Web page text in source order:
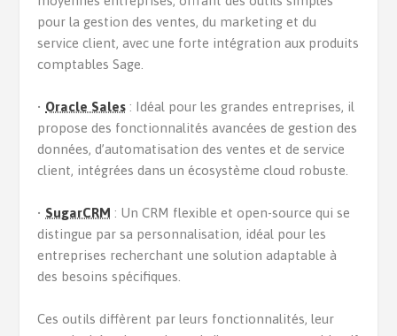
pour la gestion des ventes, du marketing et du
service client, avec une forte intégration aux produits
comptables Sage.
• Oracle Sales : Idéal pour les grandes entreprises, il
propose des fonctionnalités avancées de gestion des
données, d’automatisation des ventes et de service
client, intégrées dans un écosystème cloud robuste.
• SugarCRM : Un CRM flexible et open-source qui se
distingue par sa personnalisation, idéal pour les
entreprises recherchant une solution adaptable à
des besoins spécifiques.
Ces outils diffèrent par leurs fonctionnalités, leur